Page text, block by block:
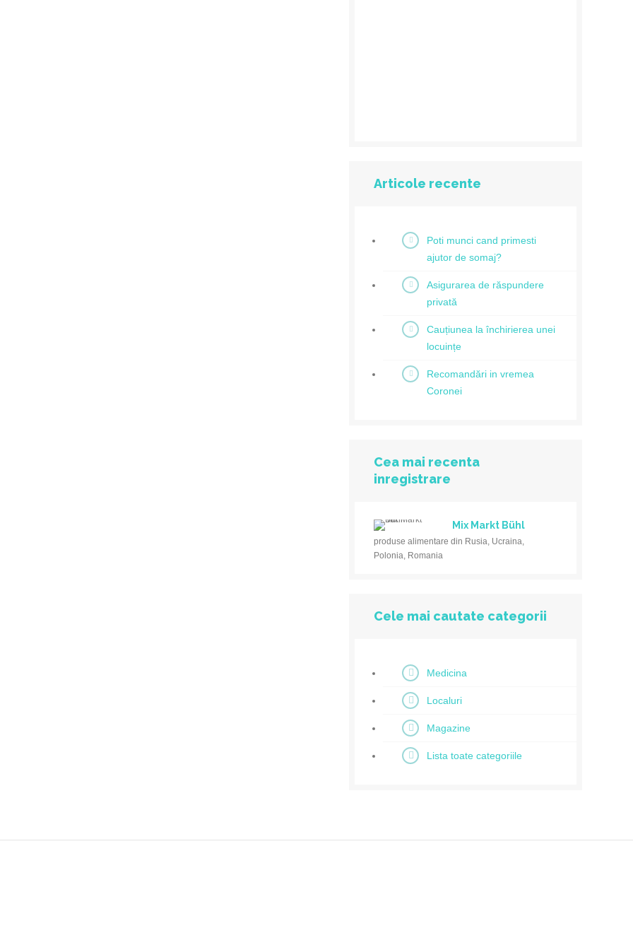
Articole recente
Poti munci cand primesti
ajutor de somaj?
Asigurarea de răspundere
privată
Cauțiunea la închirierea unei
locuințe
Recomandări in vremea
Coronei
Cea mai recenta
inregistrare
Mix Markt Bühl
produse alimentare din Rusia, Ucraina,
Polonia, Romania
Cele mai cautate categorii
Medicina
Localuri
Magazine
Lista toate categoriile